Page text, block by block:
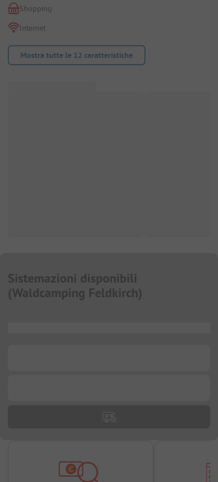
Shopping
Internet
Mostra tutte le 12 caratteristiche
Sistemazioni disponibili
(Waldcamping Feldkirch)